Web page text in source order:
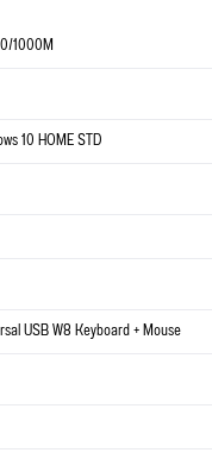
1000M
10 HOME STD
USB W8 Keyboard + Mouse